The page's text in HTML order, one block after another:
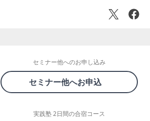
セミナー他へのお申し込み
セミナー他へお申込
実践塾 2日間の合宿コース